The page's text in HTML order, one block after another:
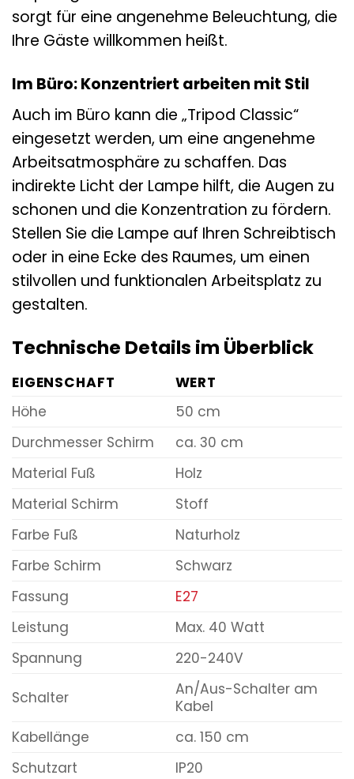
sorgt für eine angenehme Beleuchtung, die
Ihre Gäste willkommen heißt.
Im Büro: Konzentriert arbeiten mit Stil
Auch im Büro kann die „Tripod Classic“
eingesetzt werden, um eine angenehme
Arbeitsatmosphäre zu schaffen. Das
indirekte Licht der Lampe hilft, die Augen zu
schonen und die Konzentration zu fördern.
Stellen Sie die Lampe auf Ihren Schreibtisch
oder in eine Ecke des Raumes, um einen
stilvollen und funktionalen Arbeitsplatz zu
gestalten.
Technische Details im Überblick
EIGENSCHAFT
WERT
Höhe
50 cm
Durchmesser Schirm
ca. 30 cm
Material Fuß
Holz
Material Schirm
Stoff
Farbe Fuß
Naturholz
Farbe Schirm
Schwarz
Fassung
E27
Leistung
Max. 40 Watt
Spannung
220-240V
Schalter
An/Aus-Schalter am
Kabel
Kabellänge
ca. 150 cm
Schutzart
IP20